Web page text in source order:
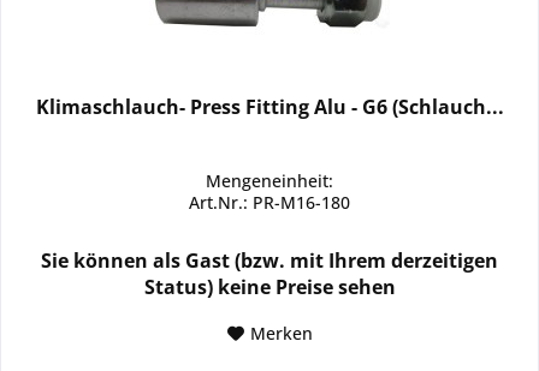
Klimaschlauch- Press Fitting Alu - G6 (Schlauch...
Mengeneinheit:
Art.Nr.: PR-M16-180
Sie können als Gast (bzw. mit Ihrem derzeitigen
Status) keine Preise sehen
Merken